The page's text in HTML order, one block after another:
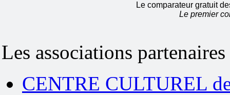
Le comparateur gratuit
Le premier
Les associations
CENTRE CULTUREL